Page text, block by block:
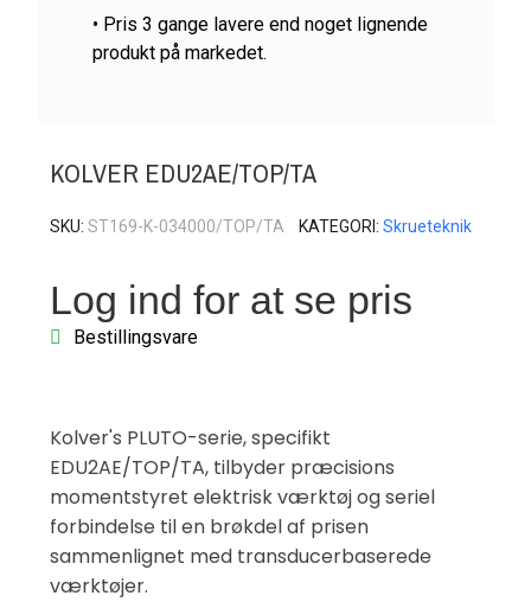
• Pris 3 gange lavere end noget lignende
produkt på markedet.
KOLVER EDU2AE/TOP/TA
SKU ST169-K-034000/TOP/TA KATEGORI Skrueteknik
Log ind for at se pris
Bestillingsvare
Kolver's PLUTO-serie, specifikt
EDU2AE/TOP/TA, tilbyder præcisions
momentstyret elektrisk værktøj og seriel
forbindelse til en brøkdel af prisen
sammenlignet med transducerbaserede
værktøjer.